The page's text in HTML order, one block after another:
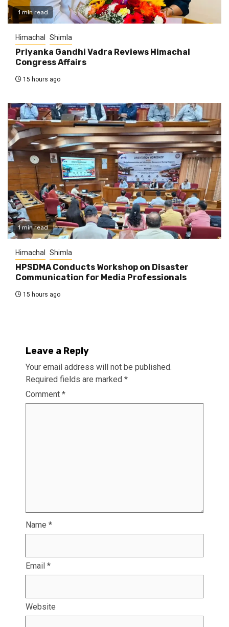
1 min read
Himachal Shimla
Priyanka Gandhi Vadra Reviews Himachal
Congress Affairs
15 hours ago
1 min read
Himachal Shimla
HPSDMA Conducts Workshop on Disaster
Communication for Media Professionals
15 hours ago
Leave a Reply
Your email address will not be published.
Required fields are marked *
Comment *
Name *
Email *
Website